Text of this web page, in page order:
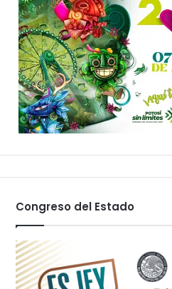
Congreso del Estado